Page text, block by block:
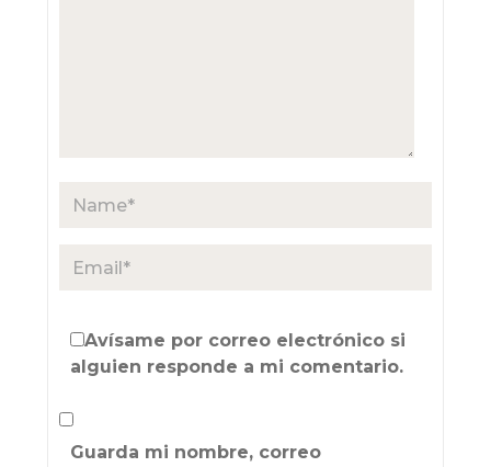
Avísame por correo electrónico si
alguien responde a mi comentario.
Guarda mi nombre, correo